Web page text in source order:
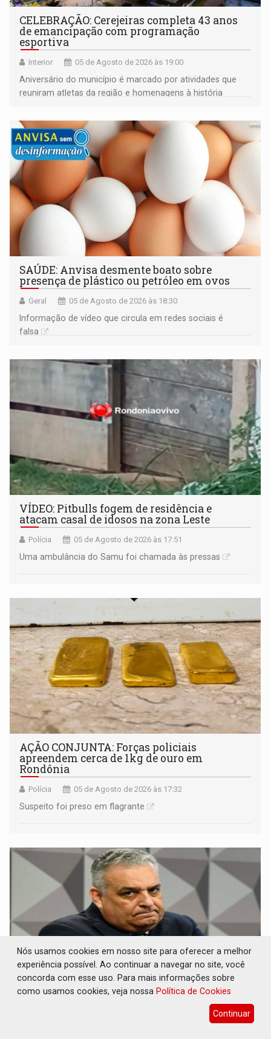
CELEBRAÇÃO: Cerejeiras completa 43 anos
de emancipação com programação
esportiva
Interior 05 de Agosto de 2026 às 19:00
Aniversário do município é marcado por atividades que
reuniram atletas da região e homenagens à história
SAÚDE: Anvisa desmente boato sobre
presença de plástico ou petróleo em ovos
Geral 05 de Agosto de 2026 às 18:30
Informação de vídeo que circula em redes sociais é
falsa
VÍDEO: Pitbulls fogem de residência e
atacam casal de idosos na zona Leste
Polícia 05 de Agosto de 2026 às 17:51
Uma ambulância do Samu foi chamada às pressas
AÇÃO CONJUNTA: Forças policiais
apreendem cerca de 1kg de ouro em
Rondônia
Polícia 05 de Agosto de 2026 às 17:32
Suspeito foi preso em flagrante
PF ESTÁ APURANDO: Flávio Bolsonaro
escolhe Alfredo Gaspar como vice, alvo de
Nós usamos cookies em nosso site para oferecer a melhor
experiência possível. Ao continuar a navegar no site, você
concorda com esse uso. Para mais informações sobre
como usamos cookies, veja nossa Política de Cookies
Continuar